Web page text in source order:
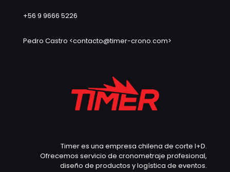
+56 9 9666 5226
Pedro Castro <contacto@timer-crono.com>
Timer es una empresa chilena de corte I+D.
Ofrecemos servicio de cronometraje profesional,
diseño de productos y logística de eventos.